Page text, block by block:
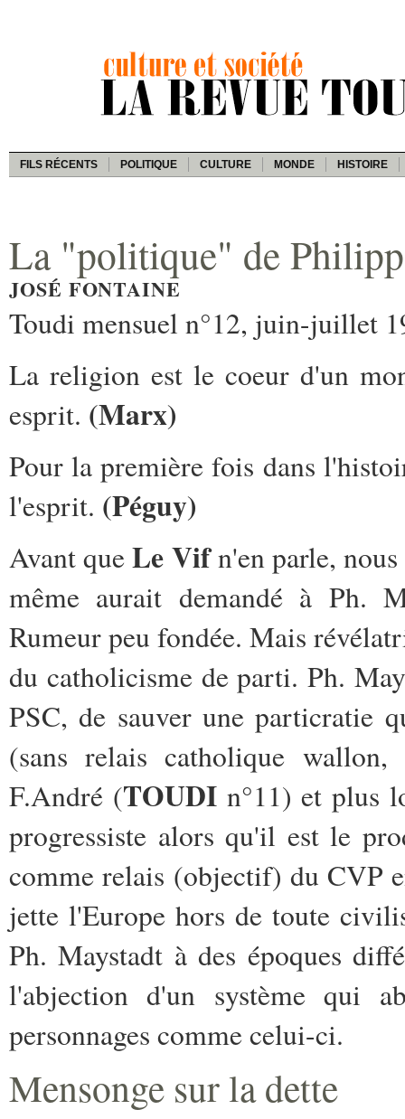
FILS RÉCENTS POLITIQUE CULTURE MONDE HISTOIRE
La "politique" de
JOSÉ FONTAINE
Toudi mensuel n°12, juin-juillet
La religion est le coeur d'un
esprit. (Marx)
Pour la première fois dans
l'esprit. (Péguy)
Avant queLe Vifn'en parle,
même aurait demandé à Ph.
Rumeur peu fondée. Mais
du catholicisme de parti. Ph.
PSC, de sauver une particratie
(sans relais catholique
F.André (TOUDIn°11) et plus
progressiste alors qu'il est le
comme relais (objectif) du CVP
jette l'Europe hors de toute
Ph. Maystadt à des époques
l'abjection d'un système qui
personnages comme celui-ci.
Mensonge sur la dette